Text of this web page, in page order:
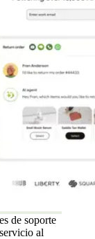
de soporte
al